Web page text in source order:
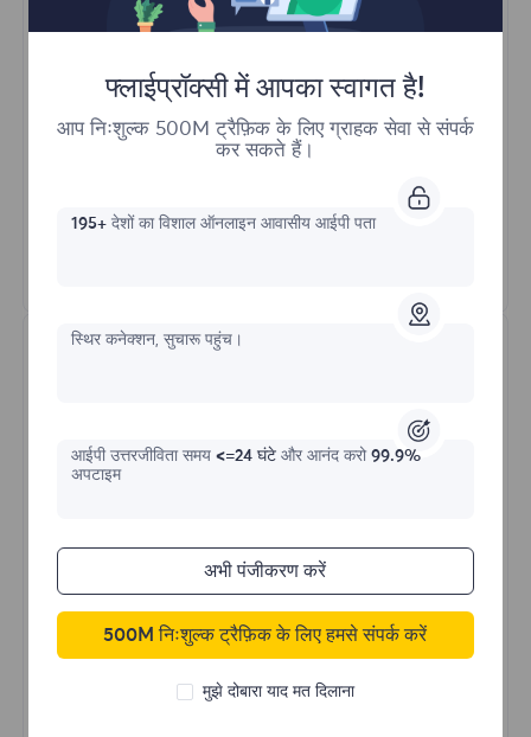
अभी खरीदें
विभिन्न क्षेत्रों से सामग्री तक पहुंच
अनलिमिटेड समवर्ती सत्र
100M+ उत्कृष्ट रेजिडेंशियल प्रॉक्सी
HTTP(S)/SOCKS5
प्रारंभिक प्रपत्र
$?/दिन
फ्लाईप्रॉक्सी में आपका स्वागत है!
आप निःशुल्क 500M ट्रैफ़िक के लिए ग्राहक सेवा से संपर्क
कर सकते हैं।
195+देशों का विशाल ऑनलाइन आवासीय आईपी पता
स्थिर कनेक्शन, सुचारू पहुंच।
आईपी ​​उत्तरजीविता समय <=24 घंटे और आनंद करो 99.9%
अपटाइम
अभी पंजीकरण करें
500M निःशुल्क ट्रैफ़िक के लिए हमसे संपर्क करें
मुझे दोबारा याद मत दिलाना